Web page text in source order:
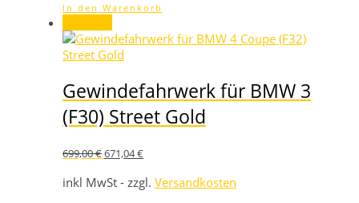
In den Warenkorb
Gewindefahrwerk für BMW 3
(F30) Street Gold
699,00€Ursprünglicher
war:
699,00 €
671,04€Aktueller
ist:
671,04 €.
inkl MwSt - zzgl. Versandkosten